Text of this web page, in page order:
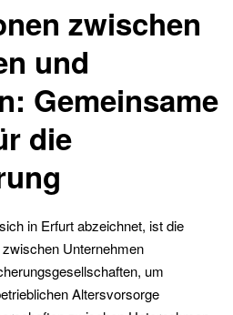
zwischen
und
Gemeinsame
die
in Erfurt abzeichnet, ist die
Unternehmen
um
Altersvorsorge